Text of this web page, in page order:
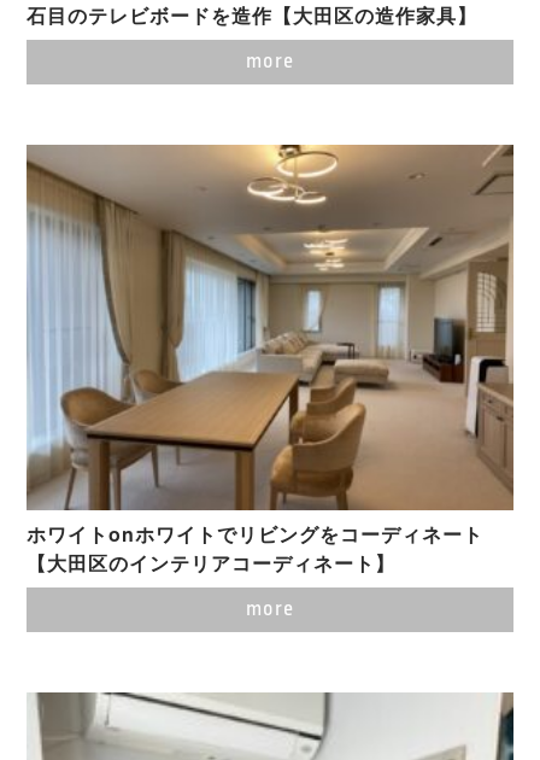
石目のテレビボードを造作【大田区の造作家具】
more
ホワイトonホワイトでリビングをコーディネート
【大田区のインテリアコーディネート】
more